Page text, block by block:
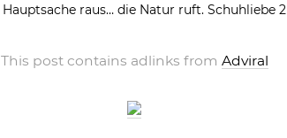
Hauptsache raus… die Natur ruft. Schuhliebe 2
This post contains adlinks from Adviral